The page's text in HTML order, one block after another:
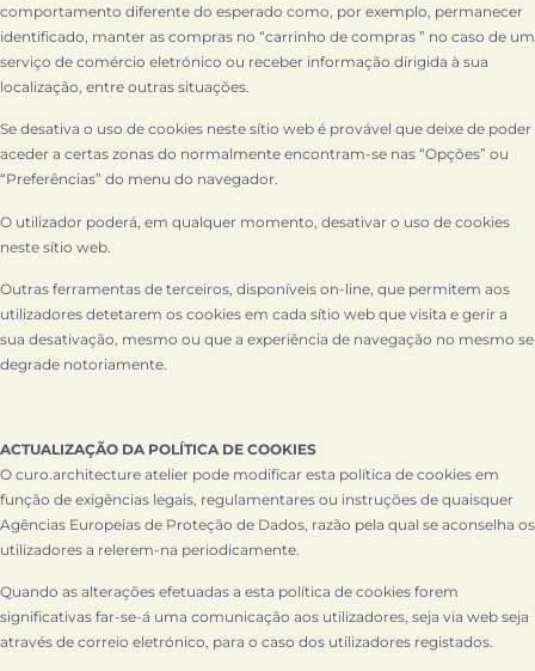
comportamento diferente do esperado como, por exemplo, permanecer
identificado, manter as compras no “carrinho de compras ” no caso de um
serviço de comércio eletrónico ou receber informação dirigida à sua
localização, entre outras situações.
Se desativa o uso de cookies neste sítio web é provável que deixe de poder
aceder a certas zonas do normalmente encontram-se nas “Opções” ou
“Preferências” do menu do navegador.
O utilizador poderá, em qualquer momento, desativar o uso de cookies
neste sítio web.
Outras ferramentas de terceiros, disponíveis on-line, que permitem aos
utilizadores detetarem os cookies em cada sítio web que visita e gerir a
sua desativação, mesmo ou que a experiência de navegação no mesmo se
degrade notoriamente.
ACTUALIZAÇÃO DA POLÍTICA DE COOKIES
O curo.architecture atelier pode modificar esta política de cookies em
função de exigências legais, regulamentares ou instruções de quaisquer
Agências Europeias de Proteção de Dados, razão pela qual se aconselha os
utilizadores a relerem-na periodicamente.
Quando as alterações efetuadas a esta política de cookies forem
significativas far-se-á uma comunicação aos utilizadores, seja via web seja
através de correio eletrónico, para o caso dos utilizadores registados.